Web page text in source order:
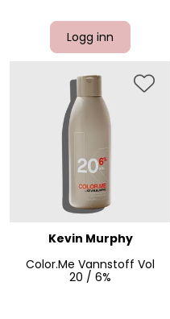
Logg inn
Kevin Murphy
Color.Me Vannstoff Vol
20 / 6%